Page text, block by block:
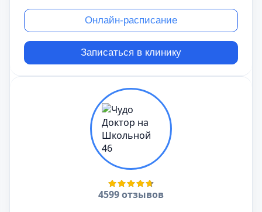
Онлайн-расписание
Записаться в клинику
4599 отзывов